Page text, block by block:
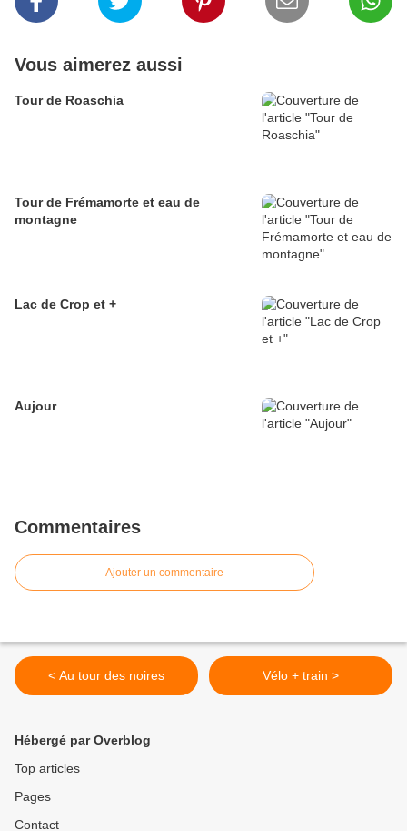
Vous aimerez aussi
Tour de Roaschia
Tour de Frémamorte et eau de
montagne
Lac de Crop et +
Aujour
Commentaires
Ajouter un commentaire
< Au tour des noires Vélo + train >
Hébergé par Overblog
Top articles
Pages
Contact